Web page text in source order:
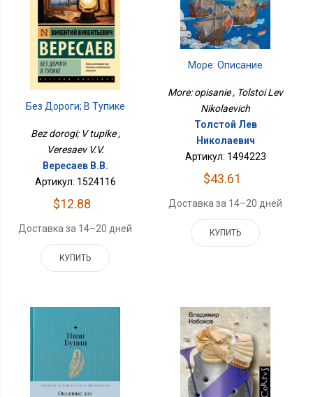
Без Дороги; В Тупике
Bez dorogi; V tupike ,
Veresaev V.V.
Вересаев В.В.
Артикул: 1524116
$12.88
Доставка за 14–20 дней
КУПИТЬ
Море: Описание
More: opisanie , Tolstoi Lev
Nikolaevich
Толстой Лев
Николаевич
Артикул: 1494223
$43.61
Доставка за 14–20 дней
КУПИТЬ